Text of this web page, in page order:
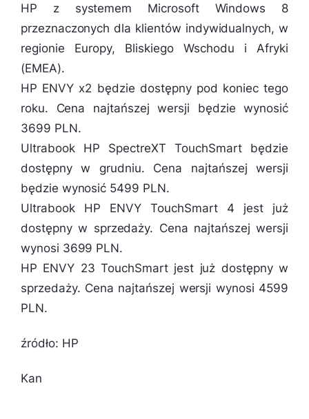
HP z systemem Microsoft Windows 8
przeznaczonych dla klientów indywidualnych, w
regionie Europy, Bliskiego Wschodu i Afryki
(EMEA).
HP ENVY x2 będzie dostępny pod koniec tego
roku. Cena najtańszej wersji będzie wynosić
3699 PLN.
Ultrabook HP SpectreXT TouchSmart będzie
dostępny w grudniu. Cena najtańszej wersji
będzie wynosić 5499 PLN.
Ultrabook HP ENVY TouchSmart 4 jest już
dostępny w sprzedaży. Cena najtańszej wersji
wynosi 3699 PLN.
HP ENVY 23 TouchSmart jest już dostępny w
sprzedaży. Cena najtańszej wersji wynosi 4599
PLN.
źródło: HP
Kan